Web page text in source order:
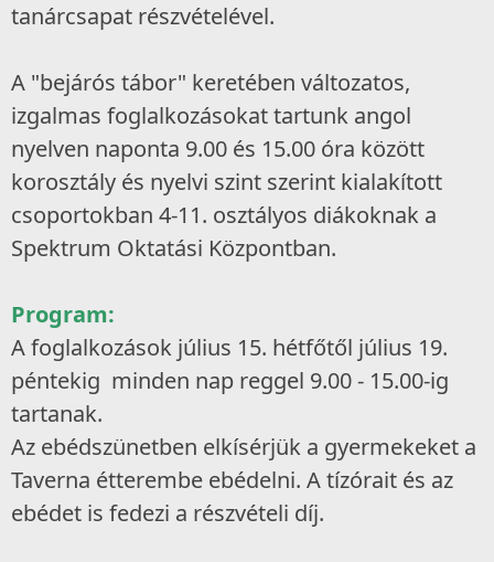
tanárcsapat részvételével.
A "bejárós tábor" keretében változatos,
izgalmas foglalkozásokat tartunk angol
nyelven naponta 9.00 és 15.00 óra között
korosztály és nyelvi szint szerint kialakított
csoportokban 4-11. osztályos diákoknak a
Spektrum Oktatási Központban.
Program:
A foglalkozások július 15. hétfőtől július 19.
péntekig minden nap reggel 9.00 - 15.00-ig
tartanak.
Az ebédszünetben elkísérjük a gyermekeket a
Taverna étterembe ebédelni. A tízórait és az
ebédet is fedezi a részvételi díj.